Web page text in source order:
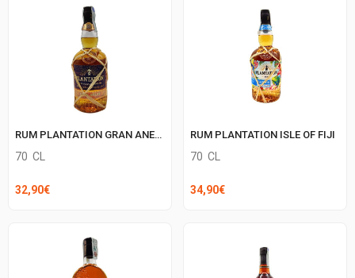
RUM PLANTATION GRAN ANEJO
70 CL
32,90€
RUM PLANTATION ISLE OF FIJI
70 CL
34,90€